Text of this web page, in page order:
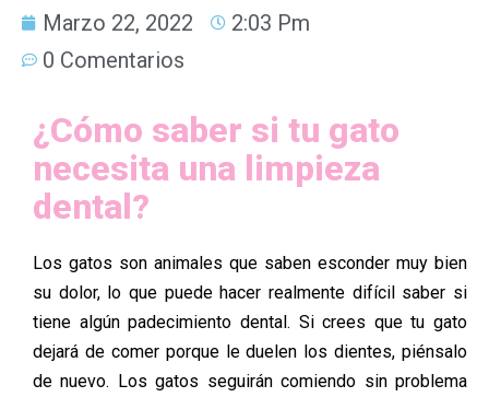
Marzo 22, 2022
2:03 Pm
0 Comentarios
¿Cómo saber si tu gato
necesita una limpieza
dental?
Los gatos son animales que saben esconder muy bien
su dolor, lo que puede hacer realmente difícil saber si
tiene algún padecimiento dental. Si crees que tu gato
dejará de comer porque le duelen los dientes, piénsalo
de nuevo. Los gatos seguirán comiendo sin problema